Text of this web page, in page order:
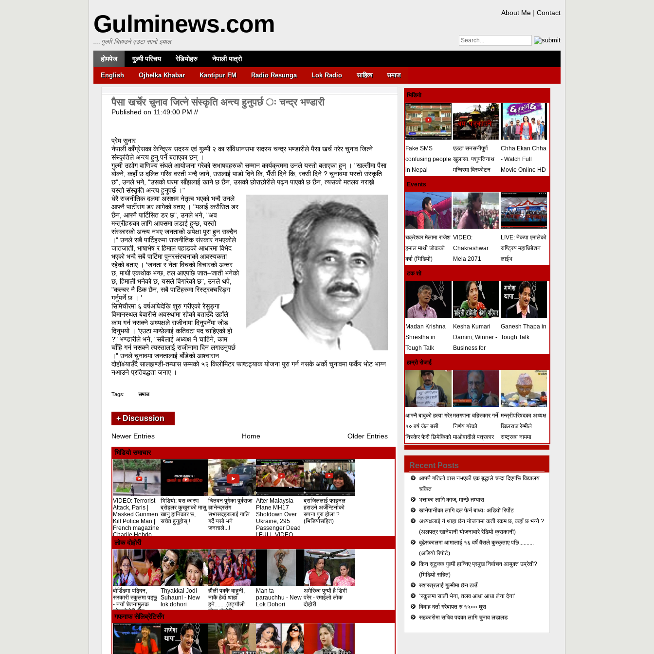
Gulminews.com
....गुल्मी चिहाउने एउटा सानो झ्याल
About Me | Contact
होमपेज गुल्मी परिचय रेडियोहरु नेपाली पात्रो
English Ojhelka Khabar Kantipur FM Radio Resunga Lok Radio साहित्य समाज
पैसा खर्चेर चुनाव जित्ने संस्कृति अन्त्य हुनुपर्छ ः चन्द्र भण्डारी
Published on 11:49:00 PM //
प्रेम सुनार
नेपाली काँग्रेसका केन्द्रिय सदस्य एवं गुल्मी २ का संविधानसभा सदस्य चन्द्र भण्डारीले पैसा खर्च गरेर चुनाव जित्ने
संस्कृतिले अन्त्य हुनु पर्ने बताएका छन् ।
गुल्मी उद्योग वाणिज्य संघले आयोजना गरेको सभाषदहरुको सम्मान कार्यक्रममा उनले यस्तो बताएका हुन् । "खल्तीमा पैसा
बोक्ने, कहाँ छ दलित गरिव वस्ती भन्दै जाने, उसलाई पाडो दिने कि, भैँसी दिने कि, रक्सी दिने ? चुनावमा यस्तो संस्कृति
छ", उनले भने, "उसको घरमा साँझलाई खाने छ छैन, उसको छोराछोरीले पढ्न पाएको छ छैन, त्यसको मतलव नराख्ने
यस्तो संस्कृति अन्त्य हुनुपर्छ ।"
धेरै राजनीतिक दलमा असक्षम नेतृत्व भएको भन्दै उनले
आफ्नै पार्टीसंग डर लागेको बताए । "मलाई कसैसित डर
छैन, आफ्नै पार्टिसित डर छ", उनले भने, "अव
मन्त्रीहरुका लागि आपसमा लडाई हुन्छ, यस्तो
संस्कारको अन्त्य नभए जनताको अपेक्षा पूरा हुन सक्दैन
।" उनले सबै पार्टिहरुमा राजनीतिक संस्कार नभएकोले
जातजाती, भाषाभेष र हिमाल पहाडको आधारमा विभेद
भएको भन्दै सबै पार्टिमा पुनरसंरचनाको आवस्यकता
रहेको बताए । ‘जनता र नेता विचको विचारको अन्तर
छ, माथी एकथोक भन्छ, तल आएपछि जात–जाती भनेको
छ, हिमाली भनेको छ, यसले विगारेको छ", उनले थपे,
"कल्चर नै ठिक छैन, सबै पार्टिहरुमा रिस्ट्रक्चरिङ्ग
गर्नुपर्ने छ । ’
सिमिचौरमा ६ वर्षअघिदेखि शुरु गरीएको रेसुङ्गा
विमानस्थल बेवारीसे अवस्थामा रहेको बताउँदै उहाँले
काम गर्न नसक्ने अध्यक्षले राजीनामा दिनुपर्नेमा जोड
दिनुभयो । ‘एउटा मान्छेलाई कतिवटा पद चाहिएको हो
?" भण्डारीले भने, "सबैलाई अध्यक्ष नै चाहिने, काम
चाँहि गर्न नसक्ने त्यस्तालाई राजीनामा दिन लगाउनुपर्छ
।" उनले चुनावमा जनतालाई बाँडेको आश्वासन
दोहो¥याउँदै सालझण्डी-तम्घास सम्मको ५२ किलोमिटर फाष्टट्र्याक योजना पुरा गर्न नसके अर्को चुनावमा फर्केर भोट भाग्न
नआउने प्रतिवद्धता जनाए ।
Tags: समाज
+ Discussion
Newer Entries Older Entries
Home
भिडियो समाचार
VIDEO: Terrorist
Attack, Paris |
Masked Gunmen
Kill Police Man |
French magazine
Charlie Hebdo
Shooting
भिडियो: यस कारण
ब्रोइलर कुखुराको मासु
खानु हानिकार छ,
सचेत हुनुहोस् !
चितवन पुगेका पुर्बराजा
ज्ञानेन्द्रसंग
सभासदहरुलाई गालि
गर्देे यसो भने
जनताले...!
After Malaysia
Plane MH17
Shotdown Over
Ukraine, 295
Passenger Dead
! FULL VIDEO
ब्राजिललाई फाइनल
हराउने अर्जेन्टिनीको
सपना पुरा होला ?
(भिडियोसहित)
लोक दोहोरी
बोर्डिङमा पढ्दिन,
सरकारी स्कुलमा पढ्छु
- नयाँ चेतनामुलक
लोकदोहोरी गीत
Thyakkai Jodi
Suhauni - New
lok dohori
हौंली पक्कै बाहुनी,
नाकै हेर्दा थाहा
हुने........(ठट्यौली
लोक दोहोरी)
Man ta
parauchhu - New
Lok Dohori
अमेरिका पुग्यौ है डिभी
परेर - रमाईलो लोक
दोहोरी
गफगाफ सेलिब्रेटिसँग
भिडियो
Fake SMS
confusing people
in Nepal
एउटा सनसनीपुर्ण
खुलासा: पशुपतिनाथ
मन्दिरमा बिस्फोटन
(भिडियो)
Chha Ekan Chha
- Watch Full
Movie Online HD
Events
चक्रेश्वर मेलामा राजेश
हमाल माथी जोकको
बर्षा (भिडियो)
VIDEO:
Chakreshwar
Mela 2071
LIVE: नेकपा एमालेको
राष्ट्रिय महाधिबेशन
लाईभ
टक शो
Madan Krishna
Shrestha in
Tough Talk
Kesha Kumari
Damini, Winner -
Business for
Tough Talk
Ganesh Thapa in
Tough Talk
हाम्रो रोजाई
आफ्नै बाबुको हत्या गरेर
१० बर्ष जेल बसी
निस्केर फेरी छिमेकिको
मतगणना बहिस्कार गर्ने
निर्णय गरेको
माओवादीले पत्रकार
मन्त्रीपरिषदका अध्यक्ष
खिलराज रेग्मीले
राष्ट्रका नाममा
Recent Posts
आफ्नै गतिलो वास नभएकी एक बृद्धाले चन्दा दिएपछि विद्यालय
चकित
भत्ताका लागि काज, मान्छे तम्घास
खानेपानीका लागि दल फेर्न बाध्यः अडियो रिर्पोट
अध्यक्षलाई नै थाहा छैन योजनामा कती रकम छ, कहाँ छ भन्ने ?
(अलपत्र खानेपानी योजनाबारे रेडियो कुराकानी)
बुढेसकालमा आमालाई १६ वर्षे वैंसले कुत्कुताए पछि..........
(अडियो रिपोर्ट)
किन सुटुक्क गुल्मी हान्निए प्रमुख निर्वाचन आयुक्त उप्रेती?
(भिडियो सहित)
सशस्त्रलाई गुल्मीमा छैन ठाउँ
‘स्कुलमा साली भेना, तलव आधा आधा लेना देना’
विवाह दर्ता गरेबापत रु १५०० घुस
सहकारीमा सचिव पदका लागि चुनाव लडालड